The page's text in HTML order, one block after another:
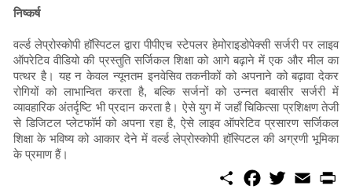
निष्कर्ष
वर्ल्ड लेप्रोस्कोपी हॉस्पिटल द्वारा पीपीएच स्टेपलर हेमोराइडोपेक्सी सर्जरी पर लाइव
ऑपरेटिव वीडियो की प्रस्तुति सर्जिकल शिक्षा को आगे बढ़ाने में एक और मील का
पत्थर है। यह न केवल न्यूनतम इनवेसिव तकनीकों को अपनाने को बढ़ावा देकर
रोगियों को लाभान्वित करता है, बल्कि सर्जनों को उन्नत बवासीर सर्जरी में
व्यावहारिक अंतर्दृष्टि भी प्रदान करता है। ऐसे युग में जहाँ चिकित्सा प्रशिक्षण तेजी
से डिजिटल प्लेटफॉर्म को अपना रहा है, ऐसे लाइव ऑपरेटिव प्रसारण सर्जिकल
शिक्षा के भविष्य को आकार देने में वर्ल्ड लेप्रोस्कोपी हॉस्पिटल की अग्रणी भूमिका
के प्रमाण हैं।
S
w
m